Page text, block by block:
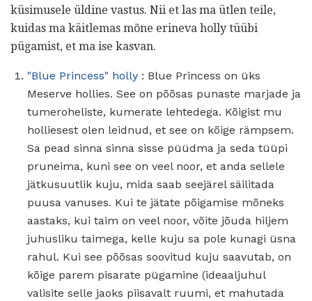
küsimusele üldine vastus. Nii et las ma ütlen teile,
kuidas ma käitlemas mõne erineva holly tüübi
pügamist, et ma ise kasvan.
"Blue Princess" holly : Blue Princess on üks
Meserve hollies. See on põõsas punaste marjade ja
tumeroheliste, kumerate lehtedega. Kõigist mu
holliesest olen leidnud, et see on kõige rämpsem.
Sa pead sinna sinna sisse püüdma ja seda tüüpi
pruneima, kuni see on veel noor, et anda sellele
jätkusuutlik kuju, mida saab seejärel säilitada
puusa vanuses. Kui te jätate põigamise mõneks
aastaks, kui taim on veel noor, võite jõuda hiljem
juhusliku taimega, kelle kuju sa pole kunagi üsna
rahul. Kui see põõsas soovitud kuju saavutab, on
kõige parem pisarate pügamine (ideaaljuhul
valisite selle jaoks piisavalt ruumi, et mahutada